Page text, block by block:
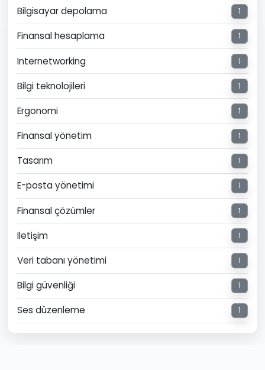
Bilgisayar depolama 1
Finansal hesaplama 1
Internetworking 1
Bilgi teknolojileri 1
Ergonomi 1
Finansal yönetim 1
Tasarım 1
E-posta yönetimi 1
Finansal çözümler 1
Iletişim 1
Veri tabanı yönetimi 1
Bilgi güvenliği 1
Ses düzenleme 1